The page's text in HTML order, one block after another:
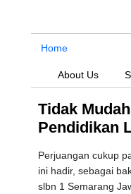
Home
About Us
Tidak
Pendidikan
Perjuangan cukup
ini hadir, sebagai
slbn 1 Semarang